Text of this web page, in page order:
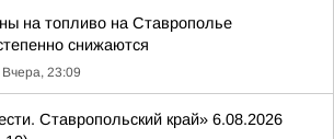
на топливо на Ставрополье
снижаются
Вчера, 23:09
Ставропольский край» 6.08.2026